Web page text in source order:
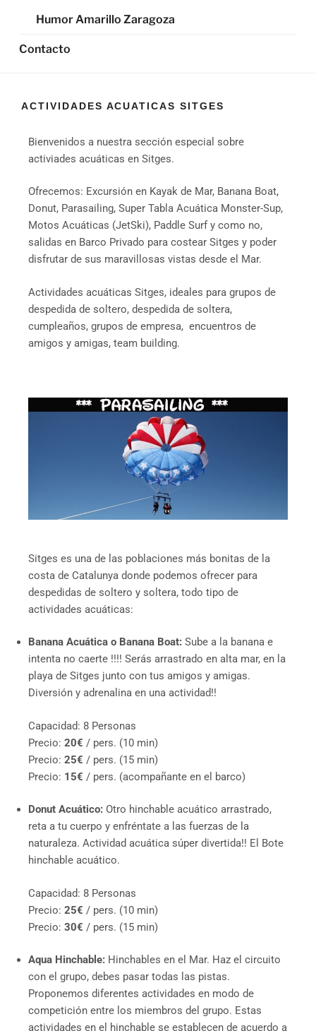
Humor Amarillo Zaragoza
Contacto
ACTIVIDADES ACUATICAS SITGES
Bienvenidos a nuestra sección especial sobre
activiades acuáticas en Sitges.
Ofrecemos: Excursión en Kayak de Mar, Banana Boat,
Donut, Parasailing, Super Tabla Acuática Monster-Sup,
Motos Acuáticas (JetSki), Paddle Surf y como no,
salidas en Barco Privado para costear Sitges y poder
disfrutar de sus maravillosas vistas desde el Mar.
Actividades acuáticas Sitges, ideales para grupos de
despedida de soltero, despedida de soltera,
cumpleaños, grupos de empresa, encuentros de
amigos y amigas, team building.
Sitges es una de las poblaciones más bonitas de la
costa de Catalunya donde podemos ofrecer para
despedidas de soltero y soltera, todo tipo de
actividades acuáticas:
Banana Acuática o Banana Boat: Sube a la banana e
intenta no caerte !!!! Serás arrastrado en alta mar, en la
playa de Sitges junto con tus amigos y amigas.
Diversión y adrenalina en una actividad!!
Capacidad: 8 Personas
Precio: 20€ / pers. (10 min)
Precio: 25€ / pers. (15 min)
Precio: 15€ / pers. (acompañante en el barco)
Donut Acuático: Otro hinchable acuático arrastrado,
reta a tu cuerpo y enfréntate a las fuerzas de la
naturaleza. Actividad acuática súper divertida!! El Bote
hinchable acuático.
Capacidad: 8 Personas
Precio: 25€ / pers. (10 min)
Precio: 30€ / pers. (15 min)
Aqua Hinchable: Hinchables en el Mar. Haz el circuito
con el grupo, debes pasar todas las pistas.
Proponemos diferentes actividades en modo de
competición entre los miembros del grupo. Estas
actividades en el hinchable se establecen de acuerdo a